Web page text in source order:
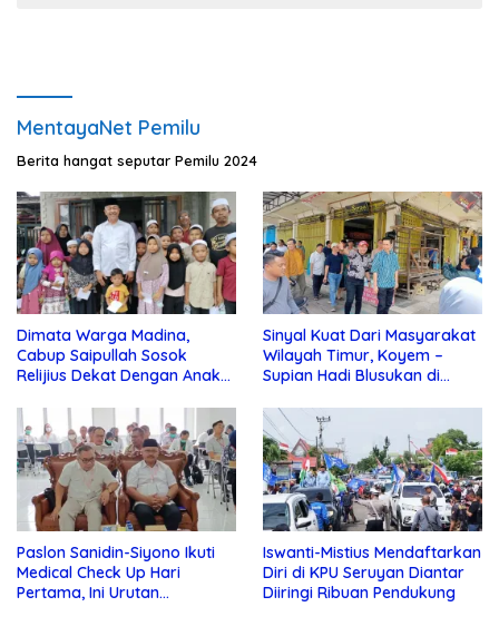
MentayaNet Pemilu
Berita hangat seputar Pemilu 2024
Dimata Warga Madina,
Cabup Saipullah Sosok
Relijius Dekat Dengan Anak
Sinyal Kuat Dari Masyarakat
Wilayah Timur, Koyem –
Supian Hadi Blusukan di
Paslon Sanidin-Siyono Ikuti
Medical Check Up Hari
Pertama, Ini Urutan
Iswanti-Mistius Mendaftarkan
Diri di KPU Seruyan Diantar
Diiringi Ribuan Pendukung